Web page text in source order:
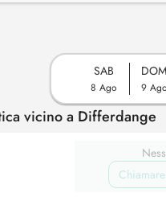
SAB
8 Ago
DOM
9 Ago
vicino a Differdange